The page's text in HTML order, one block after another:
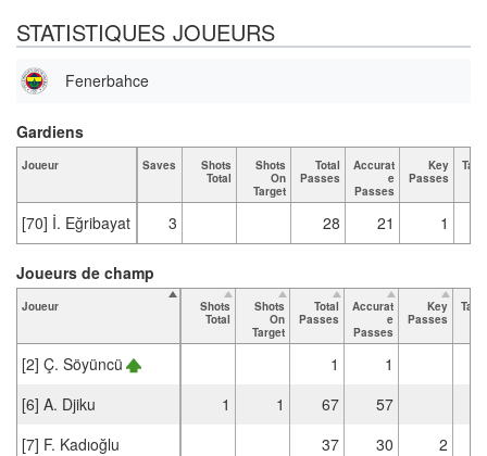
STATISTIQUES JOUEURS
Fenerbahce
Joueur Saves
Shots
Total
Shots
On
Target
Total
Passes
Accurat
e
Passes
Key
Passes
[70] İ. Eğribayat 3 28 21 1
Gardiens
Joueur
Shots
Total
Shots
On
Target
Total
Passes
Accurat
e
Passes
Key
Passes
[2] Ç. Söyüncü 1
1
[6] A. Djiku
1 1 67
57
[7] F. Kadıoğlu
37 30
2
Joueurs de champ